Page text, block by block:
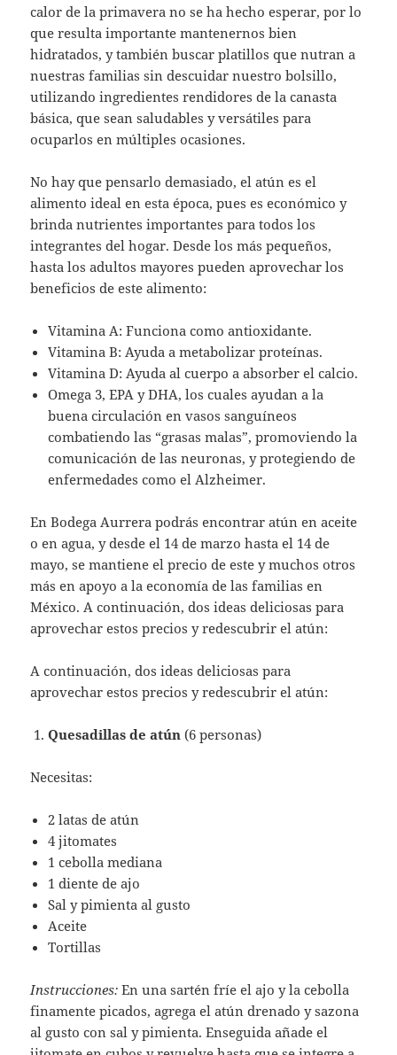
calor de la primavera no se ha hecho esperar, por lo
que resulta importante mantenernos bien
hidratados, y también buscar platillos que nutran a
nuestras familias sin descuidar nuestro bolsillo,
utilizando ingredientes rendidores de la canasta
básica, que sean saludables y versátiles para
ocuparlos en múltiples ocasiones.
No hay que pensarlo demasiado, el atún es el
alimento ideal en esta época, pues es económico y
brinda nutrientes importantes para todos los
integrantes del hogar. Desde los más pequeños,
hasta los adultos mayores pueden aprovechar los
beneficios de este alimento:
Vitamina A: Funciona como antioxidante.
Vitamina B: Ayuda a metabolizar proteínas.
Vitamina D: Ayuda al cuerpo a absorber el calcio.
Omega 3, EPA y DHA, los cuales ayudan a la
buena circulación en vasos sanguíneos
combatiendo las “grasas malas”, promoviendo la
comunicación de las neuronas, y protegiendo de
enfermedades como el Alzheimer.
En Bodega Aurrera podrás encontrar atún en aceite
o en agua, y desde el 14 de marzo hasta el 14 de
mayo, se mantiene el precio de este y muchos otros
más en apoyo a la economía de las familias en
México. A continuación, dos ideas deliciosas para
aprovechar estos precios y redescubrir el atún:
A continuación, dos ideas deliciosas para
aprovechar estos precios y redescubrir el atún:
Quesadillas de atún (6 personas)
Necesitas:
2 latas de atún
4 jitomates
1 cebolla mediana
1 diente de ajo
Sal y pimienta al gusto
Aceite
Tortillas
Instrucciones: En una sartén fríe el ajo y la cebolla
finamente picados, agrega el atún drenado y sazona
al gusto con sal y pimienta. Enseguida añade el